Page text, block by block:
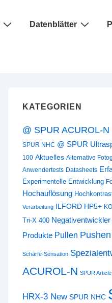
Datenblätter
KATEGORIEN
@ SPUR ACUROL-N
SPUR NHC @ SPUR
100 Aktuelles Alternative
Anwendertests Datasheets
Experimentelle Entwicklung
Hochauflösung
Verarbeitung ILFORD HP5+
Tri-X 400 Negativentwickler
Produkte Pullen Pushen
Schärfe-Sensation
ACUROL-N SPUR Article
HRX-3 New SPUR NHC